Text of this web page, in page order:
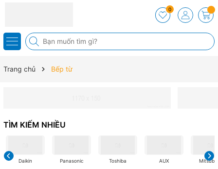
0
Trang chủ Bếp từ
TÌM KIẾM NHIỀU
Daikin Panasonic Toshiba AUX